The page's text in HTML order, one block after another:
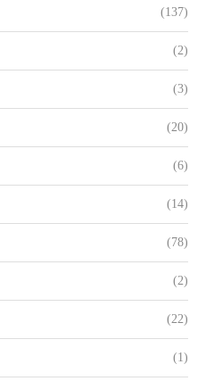
(137)
(2)
(3)
(20)
(6)
(14)
(78)
(2)
(22)
(1)